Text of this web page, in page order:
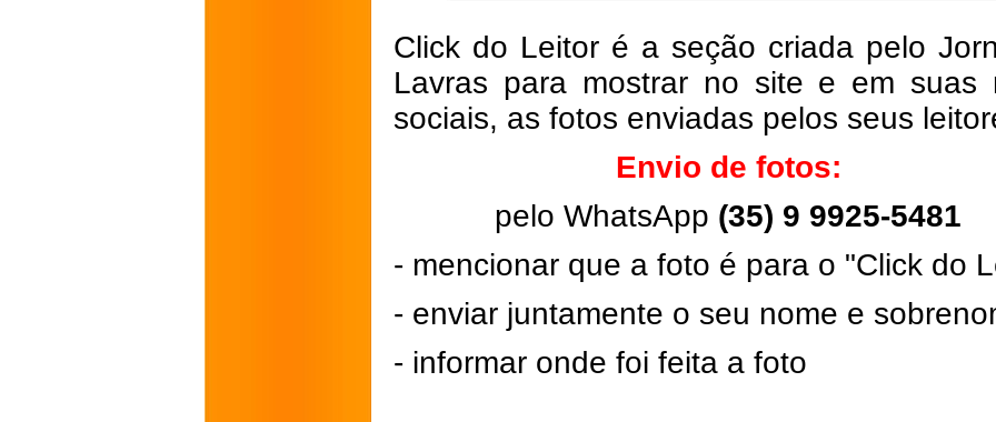
Click do Leitor é a seção criada pelo
Lavras para mostrar no site e em suas
sociais, as fotos enviadas pelos seus
Envio de fotos:
pelo WhatsApp (35) 9 9925-5481
- mencionar que a foto é para o "Click do
- enviar juntamente o seu nome e
- informar onde foi feita a foto